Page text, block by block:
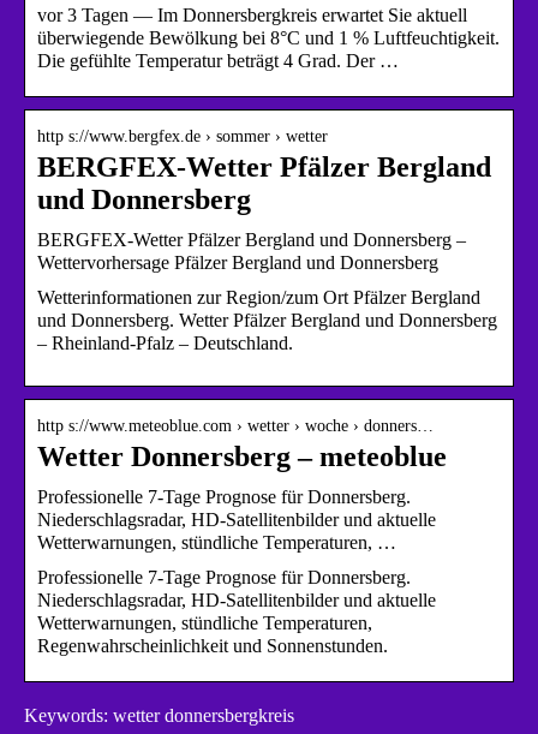
vor 3 Tagen — Im Donnersbergkreis erwartet Sie aktuell
überwiegende Bewölkung bei 8°C und 1 % Luftfeuchtigkeit.
Die gefühlte Temperatur beträgt 4 Grad. Der …
http s://www.bergfex.de › sommer › wetter
BERGFEX-Wetter Pfälzer Bergland
und Donnersberg
BERGFEX-Wetter Pfälzer Bergland und Donnersberg –
Wettervorhersage Pfälzer Bergland und Donnersberg
Wetterinformationen zur Region/zum Ort Pfälzer Bergland
und Donnersberg. Wetter Pfälzer Bergland und Donnersberg
– Rheinland-Pfalz – Deutschland.
http s://www.meteoblue.com › wetter › woche › donners…
Wetter Donnersberg – meteoblue
Professionelle 7-Tage Prognose für Donnersberg.
Niederschlagsradar, HD-Satellitenbilder und aktuelle
Wetterwarnungen, stündliche Temperaturen, …
Professionelle 7-Tage Prognose für Donnersberg.
Niederschlagsradar, HD-Satellitenbilder und aktuelle
Wetterwarnungen, stündliche Temperaturen,
Regenwahrscheinlichkeit und Sonnenstunden.
Keywords: wetter donnersbergkreis